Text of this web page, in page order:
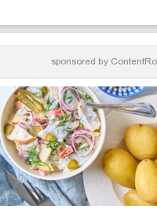
sponsored by